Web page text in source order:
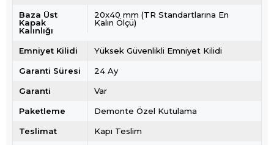
Baza Üst
Kapak
Kalınlığı
20x40 mm (TR Standartlarına En
Kalın Ölçü)
Emniyet Kilidi Yüksek Güvenlikli Emniyet Kilidi
Garanti Süresi 24 Ay
Garanti Var
Paketleme Demonte Özel Kutulama
Teslimat Kapı Teslim